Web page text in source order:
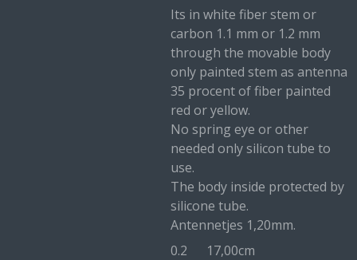
Its in white fiber stem or
carbon 1.1 mm or 1.2 mm
through the movable body
only painted stem as antenna
35 procent of fiber painted
red or yellow.
No spring eye or other
needed only silicon tube to
use.
The body inside protected by
silicone tube.
Antennetjes 1,20mm.
0.2 17,00cm